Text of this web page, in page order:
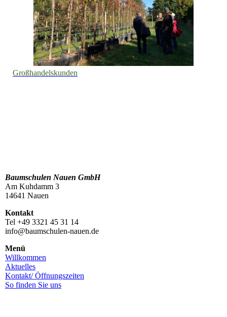
Großhandelskunden
Baumschulen Nauen GmbH
Am Kuhdamm 3
14641 Nauen
Kontakt
Tel +49 3321 45 31 14
info@baumschulen-nauen.de
Menü
Willkommen
Aktuelles
Kontakt/ Öffnungszeiten
So finden Sie uns